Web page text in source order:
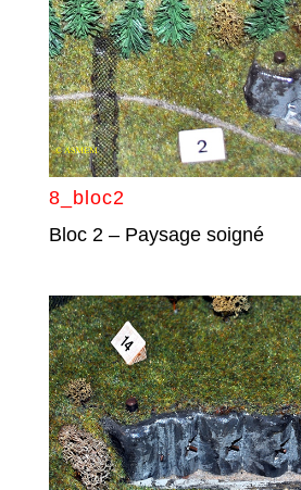
8_bloc2
Bloc 2 – Paysage soigné